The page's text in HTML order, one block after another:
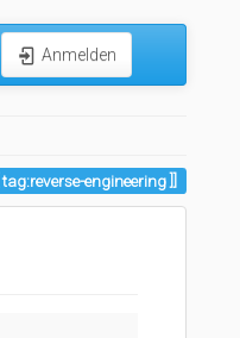
Anmelden
tag:reverse-engineering